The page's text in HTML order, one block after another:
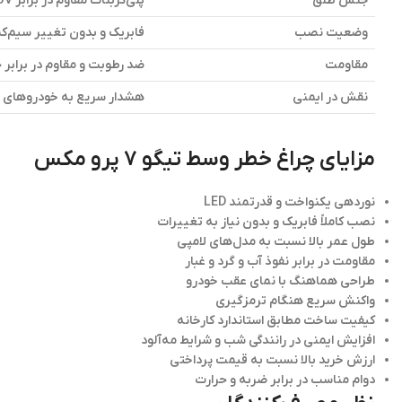
وضعیت نصب
فابریک و بدون تغییر
مقاومت
ضد رطوبت و مقاوم در برابر
نقش در ایمنی
هشدار سریع به
مزایای چراغ خطر وسط تیگو 7 پرو مکس
نوردهی یکنواخت و قدرتمند LED
نصب کاملاً فابریک و بدون نیاز به تغییرات
طول عمر بالا نسبت به مدل‌های لامپی
مقاومت در برابر نفوذ آب و گرد و غبار
طراحی هماهنگ با نمای عقب خودرو
واکنش سریع هنگام ترمزگیری
کیفیت ساخت مطابق استاندارد کارخانه
افزایش ایمنی در رانندگی شب و شرایط مه‌آلود
ارزش خرید بالا نسبت به قیمت پرداختی
دوام مناسب در برابر ضربه و حرارت